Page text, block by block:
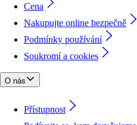
Cena
Nakupujte online bezpečně
Podmínky používání
Soukromí a cookies
O nás
Přístupnost